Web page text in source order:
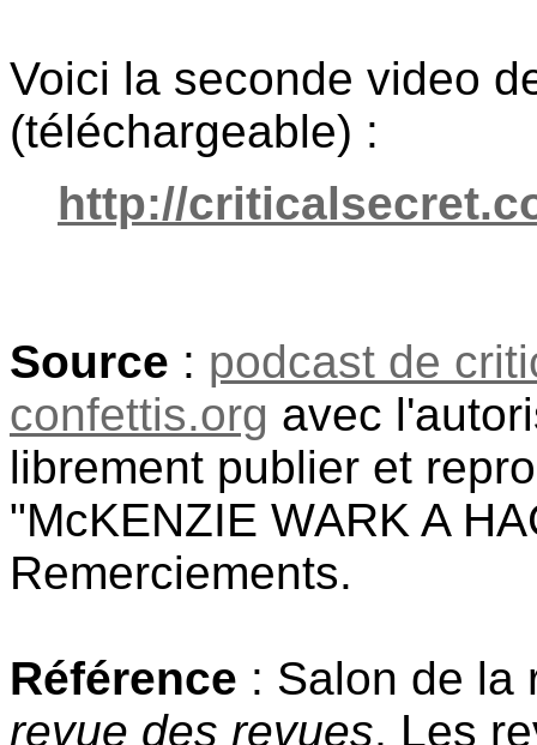
Voici la seconde video
(téléchargeable) :
http://
Source : podcast de
confettis.org avec
librement publier et
"McKENZIE WARK A
Remerciements.
Référence : Salon de
revue des revues, Les